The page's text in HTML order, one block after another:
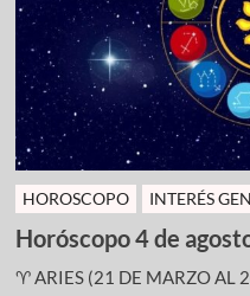
HOROSCOPO INTERÉS
Horóscopo 4 de
♈ ARIES (21 DE MARZO AL